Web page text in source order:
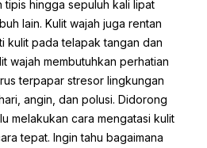
tipis hingga sepuluh kali lipat
lain. Kulit wajah juga rentan
kulit pada telapak tangan dan
wajah membutuhkan perhatian
terpapar stresor lingkungan
angin, dan polusi. Didorong
melakukan cara mengatasi kulit
tepat. Ingin tahu bagaimana